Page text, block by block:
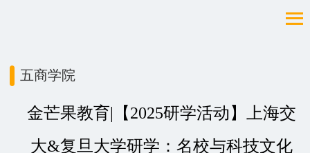
五商学院
金芒果教育|【2025研学活动】上海交
大&复旦大学研学：名校与科技文化